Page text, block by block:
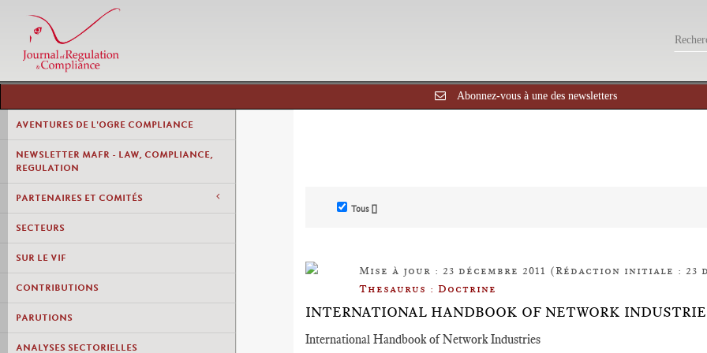
Abonnez-vous à une des newsletters
AVENTURES DE L'OGRE COMPLIANCE
NEWSLETTER MAFR - LAW, COMPLIANCE,
REGULATION
PARTENAIRES ET COMITÉS
SECTEURS
SUR LE VIF
CONTRIBUTIONS
PARUTIONS
ANALYSES SECTORIELLES
Tous []
Mise à jour : 23 décembre 2011 (Rédaction initiale : 23
Thesaurus : Doctrine
INTERNATIONAL HANDBOOK OF NETWORK
International Handbook of Network Industries